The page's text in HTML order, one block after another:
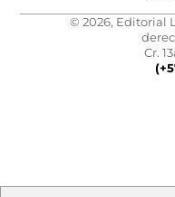
© 2026, Editorial
Cr.